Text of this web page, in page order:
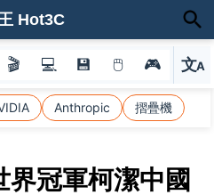
🎬 💻 💾 🖱 🎮 文A
選
Anthropic 摺疊機
Hot3C
冠軍柯潔中國